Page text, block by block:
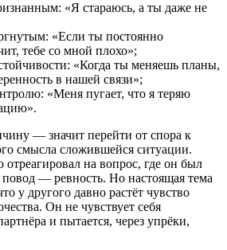
«Я стараюсь, а ты даже не
«Если ты постоянно
тебе со мной плохо»;
«Когда ты меняешь планы,
в нашей связи»;
«Меня пугает, что я теряю
— значит перейти от спора к
смысла сложившейся ситуации.
на вопрос, где он был
— ревность. Но настоящая тема
у другого давно растёт чувство
Он не чувствует себя
и пытается, через упрёки,